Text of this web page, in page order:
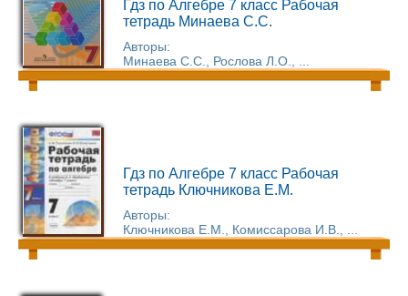
Гдз по Алгебре 7 класс Рабочая
тетрадь Минаева С.С.
Авторы:
Минаева С.С., Рослова Л.О., ...
Гдз по Алгебре 7 класс Рабочая
тетрадь Ключникова Е.М.
Авторы:
Ключникова Е.М., Комиссарова И.В., ...